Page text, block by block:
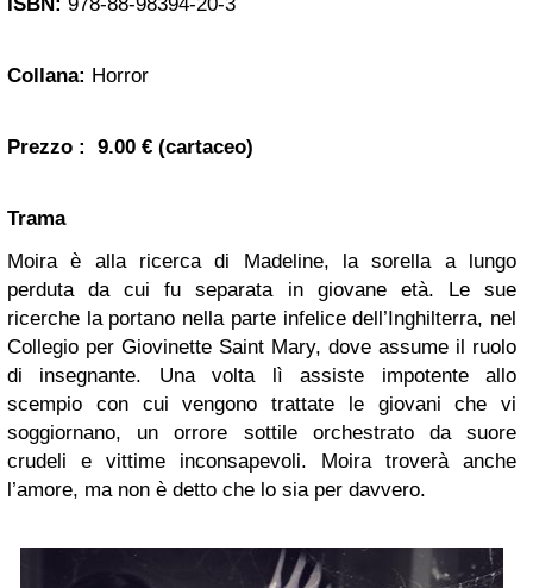
Collana: Horror
Prezzo : 9.00 € (cartaceo)
Trama
Moira è alla ricerca di Madeline, la sorella a lungo
perduta da cui fu separata in giovane età. Le sue
ricerche la portano nella parte infelice dell’Inghilterra, nel
Collegio per Giovinette Saint Mary, dove assume il ruolo
di insegnante. Una volta lì assiste impotente allo
scempio con cui vengono trattate le giovani che vi
soggiornano, un orrore sottile orchestrato da suore
crudeli e vittime inconsapevoli. Moira troverà anche
l’amore, ma non è detto che lo sia per davvero.